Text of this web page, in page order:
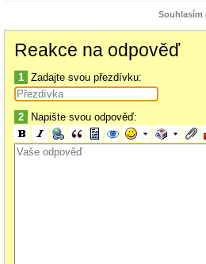
Souhlasím
Reakce na odpověď
1 Zadajte svou přezdívku:
2 Napište svou odpověď: